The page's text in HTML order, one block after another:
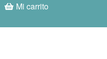
Mi carrito